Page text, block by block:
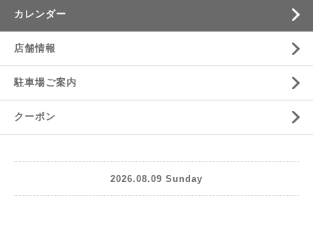
カレンダー
店舗情報
駐車場ご案内
クーポン
2026.08.09 Sunday